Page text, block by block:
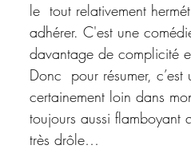
le  tout relativement
adhérer. C'est une
davantage de complicité
Donc  pour résumer,
certainement loin dans
toujours aussi flamboyant
très drôle…